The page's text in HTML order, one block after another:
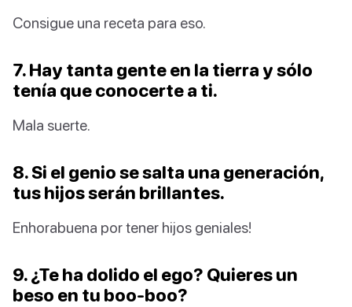
Consigue una receta para eso.
7. Hay tanta gente en la tierra y sólo
tenía que conocerte a ti.
Mala suerte.
8. Si el genio se salta una generación,
tus hijos serán brillantes.
Enhorabuena por tener hijos geniales!
9. ¿Te ha dolido el ego? Quieres un
beso en tu boo-boo?